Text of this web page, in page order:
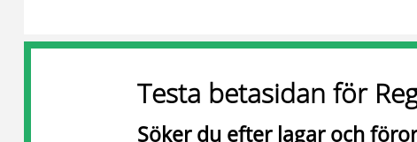
Testa betasidan för
Söker du efter lagar och